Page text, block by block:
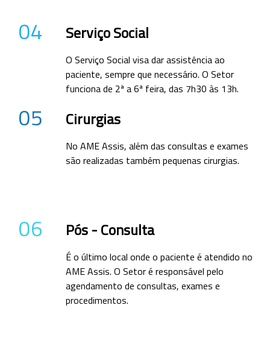
04 Serviço Social
O Serviço Social visa dar assistência ao
paciente, sempre que necessário. O Setor
funciona de 2ª a 6ª feira, das 7h30 às 13h.
05 Cirurgias
No AME Assis, além das consultas e exames
são realizadas também pequenas cirurgias.
06 Pós - Consulta
É o último local onde o paciente é atendido no
AME Assis. O Setor é responsável pelo
agendamento de consultas, exames e
procedimentos.